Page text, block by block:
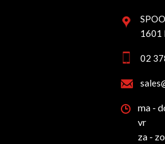
1601
02
ma -
vr
za - zo